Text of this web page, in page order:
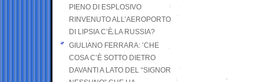
PIENO DI ESPLOSIVO
RINVENUTO ALL’AEROPORTO
DI LIPSIA C’È LA RUSSIA?
GIULIANO FERRARA: ’CHE
COSA C’È SOTTO DIETRO
DAVANTI A LATO DEL “SIGNOR